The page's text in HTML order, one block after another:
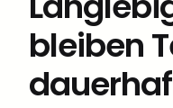
bleiben